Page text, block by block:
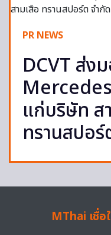
PR NEWS
DCVT ส่ง
แก่บริษัท ส
ทรานสปอ
MThai เชื่อ